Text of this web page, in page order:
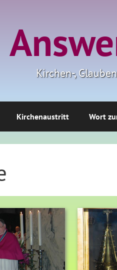
Kirchen-,
Kirchenaustritt Wort